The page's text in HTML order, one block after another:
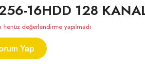
16HDD 128
henüz değerlendirme yapılmadı
Yap